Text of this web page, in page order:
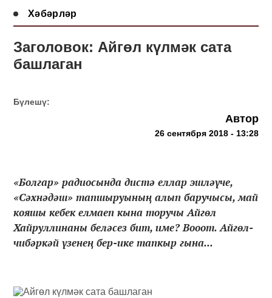
Хәбәрләр
Заголовок: Айгөл күлмәк сата
башлаган
Бүлешү:
Автор
26 сентября 2018 - 13:28
«Болгар» радиосында дистә еллар эшләүче,
«Сәхнәдәш» тапшыруының алып баручысы, май
кояшы кебек елмаеп кына торучы Айгөл
Хайруллинаны беләсез бит, име? Вооот. Айгөл-
чибәркәй үзенең бер-ике тапкыр гына...